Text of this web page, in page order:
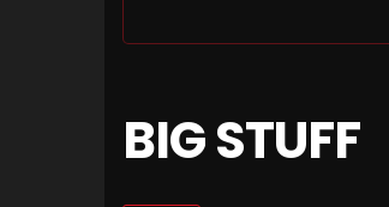
BIG STUFF